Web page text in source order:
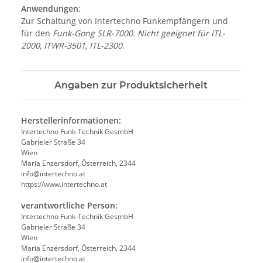
Anwendungen:
Zur Schaltung von Intertechno Funkempfängern und
für den Funk-Gong SLR-7000. Nicht geeignet für ITL-
2000, ITWR-3501, ITL-2300.
Angaben zur Produktsicherheit
Herstellerinformationen:
Intertechno Funk-Technik GesmbH
Gabrieler Straße 34
Wien
Maria Enzersdorf, Österreich, 2344
info@intertechno.at
https://www.intertechno.at
verantwortliche Person:
Intertechno Funk-Technik GesmbH
Gabrieler Straße 34
Wien
Maria Enzersdorf, Österreich, 2344
info@intertechno.at